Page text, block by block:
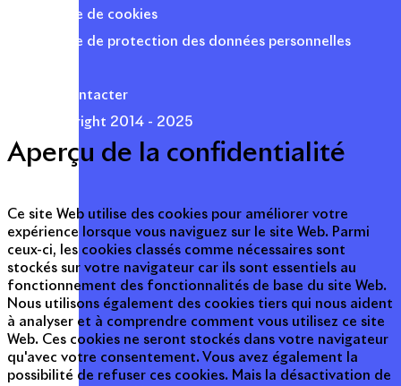
Politique de cookies
Politique de protection des données personnelles
Nous contacter
© Copyright 2014 - 2025
Aperçu de la confidentialité
Ce site Web utilise des cookies pour améliorer votre
expérience lorsque vous naviguez sur le site Web. Parmi
ceux-ci, les cookies classés comme nécessaires sont
stockés sur votre navigateur car ils sont essentiels au
fonctionnement des fonctionnalités de base du site Web.
Nous utilisons également des cookies tiers qui nous aident
à analyser et à comprendre comment vous utilisez ce site
Web. Ces cookies ne seront stockés dans votre navigateur
qu'avec votre consentement. Vous avez également la
possibilité de refuser ces cookies. Mais la désactivation de